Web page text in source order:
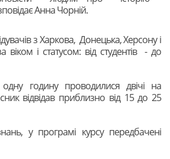
Анна Чорній.
з Харкова, Донецька, Херсону і
віком і статусом: від студентів - до
одну годину проводилися двічі на
відвідав приблизно від 15 до 25
у програмі курсу передбачені